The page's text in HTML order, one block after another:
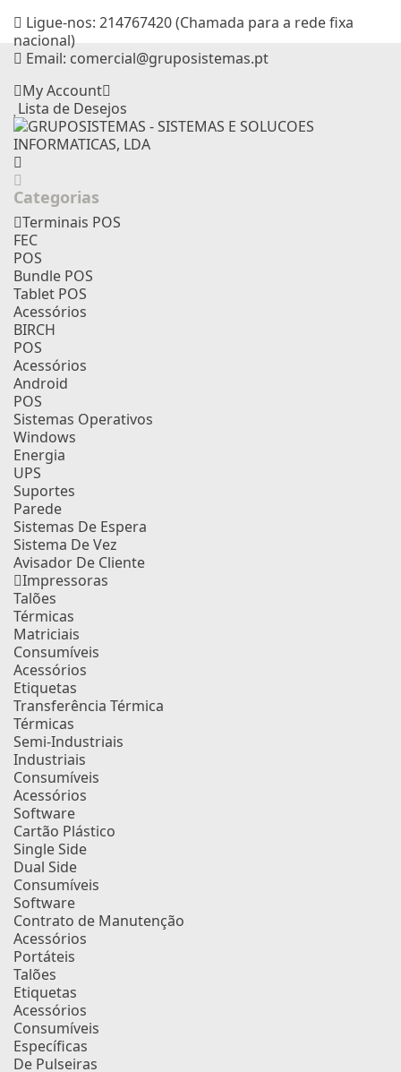
Ligue-nos: 214767420 (Chamada para a rede fixa
nacional)
Email: comercial@gruposistemas.pt
My Account
Lista de Desejos
Categorias
Terminais POS
FEC
POS
Bundle POS
Tablet POS
Acessórios
BIRCH
POS
Acessórios
Android
POS
Sistemas Operativos
Windows
Energia
UPS
Suportes
Parede
Sistemas De Espera
Sistema De Vez
Avisador De Cliente
Impressoras
Talões
Térmicas
Matriciais
Consumíveis
Acessórios
Etiquetas
Transferência Térmica
Térmicas
Semi-Industriais
Industriais
Consumíveis
Acessórios
Software
Cartão Plástico
Single Side
Dual Side
Consumíveis
Software
Contrato de Manutenção
Acessórios
Portáteis
Talões
Etiquetas
Acessórios
Consumíveis
Específicas
De Pulseiras